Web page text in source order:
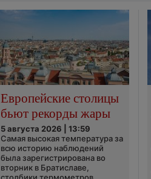
Европейские столицы
бьют рекорды жары
5 августа 2026 | 13:59
Самая высокая температура за
всю историю наблюдений
была зарегистрирована во
вторник в Братиславе,
столбики термометров